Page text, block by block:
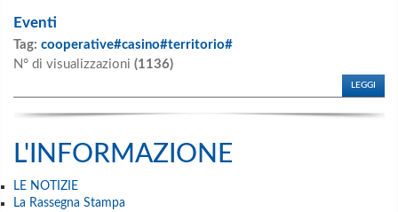
Eventi
Tag: cooperative#casino#territorio#
N° di visualizzazioni (1136)
LEGGI
L'INFORMAZIONE
LE NOTIZIE
La Rassegna Stampa